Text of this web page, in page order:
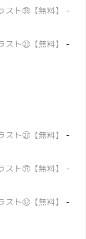
ト㊳【無料】
-
ト㉒【無料】
-
ト㉗【無料】
-
スト⑰【無料】
-
ト㊷【無料】
-